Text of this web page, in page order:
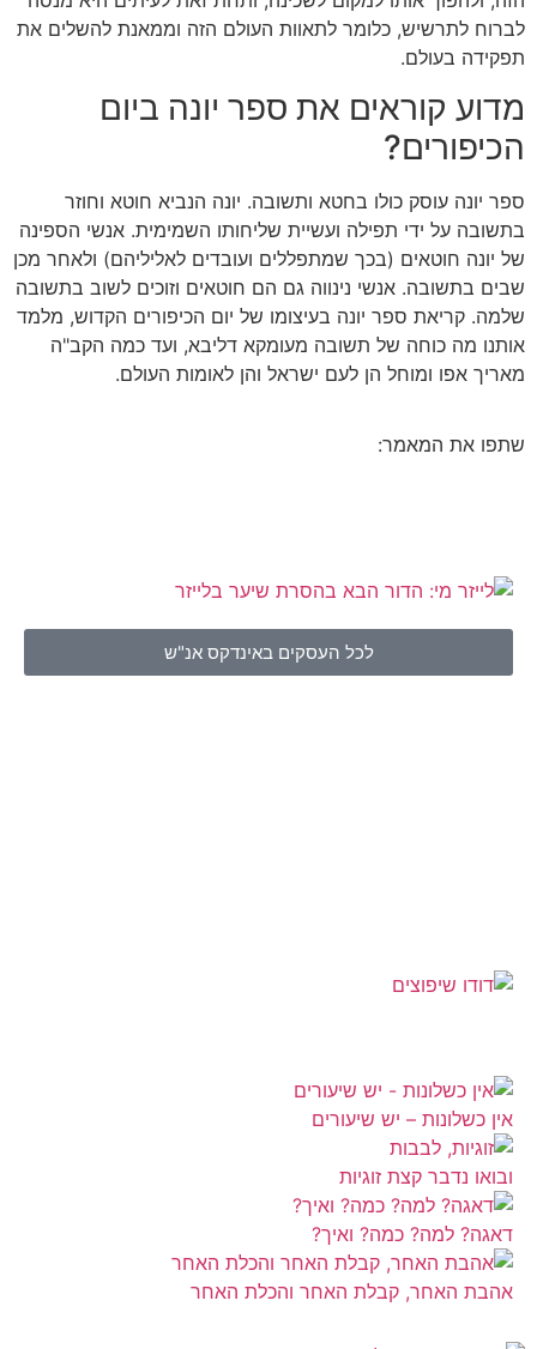
לברוח לתרשיש, כלומר לתאוות העולם הזה וממאנת להשלים את
תפקידה בעולם.
מדוע קוראים את ספר יונה ביום
הכיפורים?
ספר יונה עוסק כולו בחטא ותשובה. יונה הנביא חוטא וחוזר
בתשובה על ידי תפילה ועשיית שליחותו השמימית. אנשי הספינה
של יונה חוטאים (בכך שמתפללים ועובדים לאליליהם) ולאחר מכן
שבים בתשובה. אנשי נינווה גם הם חוטאים וזוכים לשוב בתשובה
שלמה. קריאת ספר יונה בעיצומו של יום הכיפורים הקדוש, מלמד
אותנו מה כוחה של תשובה מעומקא דליבא, ועד כמה הקב"ה
מאריך אפו ומוחל הן לעם ישראל והן לאומות העולם.
שתפו את המאמר:
לכל העסקים באינדקס אנ"ש
אין כשלונות – יש שיעורים
ובואו נדבר קצת זוגיות
דאגה? למה? כמה? ואיך?
אהבת האחר, קבלת האחר והכלת האחר